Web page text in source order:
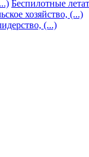
Беспилотные
хозяйство, (...)
(...)